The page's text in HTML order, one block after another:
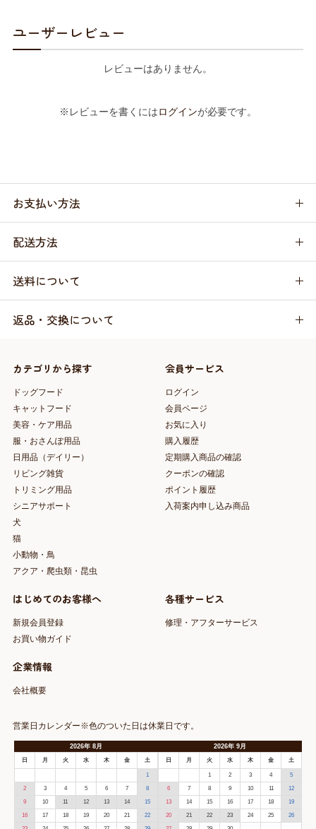
ユーザーレビュー
レビューはありません。
※レビューを書くにはログインが必要です。
お支払い方法
配送方法
送料について
返品・交換について
カテゴリから探す
ドッグフード
キャットフード
美容・ケア用品
服・おさんぽ用品
日用品（デイリー）
リビング雑貨
トリミング用品
シニアサポート
犬
猫
小動物・鳥
アクア・爬虫類・昆虫
会員サービス
ログイン
会員ページ
お気に入り
購入履歴
定期購入商品の確認
クーポンの確認
ポイント履歴
入荷案内申し込み商品
はじめてのお客様へ
新規会員登録
お買い物ガイド
各種サービス
修理・アフターサービス
企業情報
会社概要
営業日カレンダー※色のついた日は休業日です。
2026年 8月
日 月 火 水 木 金 土
1
2 3 4 5 6 7 8
9 10 11 12 13 14 15
16 17 18 19 20 21 22
2026年9月
日 月 火 水 木 金 土
1 2 3 4 5
6 7 8 9 10 11 12
13 14 15 16 17 18 19
20 21 22 23 24 25 26